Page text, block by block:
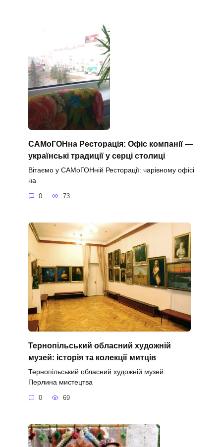
САМоГОНна Ресторація: Офіс компанії —
українські традиції у серці столиці
Вітаємо у САМоГОНній Ресторації: чарівному офісі
на
0 73
Тернопільський обласний художній
музей: історія та колекції митців
Тернопільський обласний художній музей:
Перлина мистецтва
0 69